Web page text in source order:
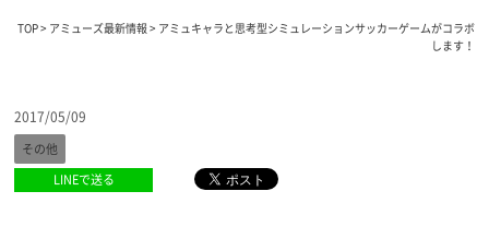
TOP> アミューズ最新情報> アミュキャラと思考型シミュレーションサッカーゲームがコラボ
します！
2017/05/09
その他
LINEで送る